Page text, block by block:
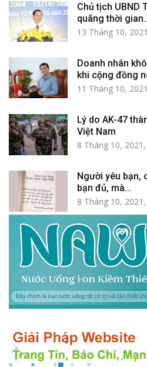
Chủ tịch UBND
quãng thời
13 Tháng 10,
Doanh nhân
khi cộng đồng
11 Tháng 10,
Lý do AK-47
Việt Nam
8 Tháng 10,
Người yêu bạn,
bạn đủ, mà...
8 Tháng 10,